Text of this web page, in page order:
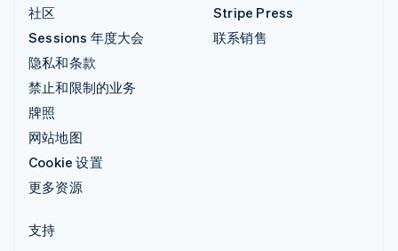
社区
Sessions 年度大会
隐私和条款
禁止和限制的业务
牌照
网站地图
Cookie 设置
更多资源
Stripe Press
联系销售
支持